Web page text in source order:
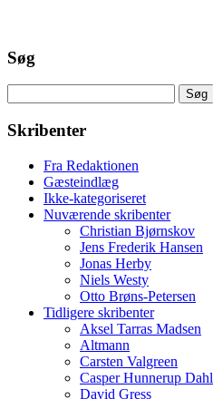
Søg
efter:
Skribenter
Fra Redaktionen
Gæsteindlæg
Ikke-kategoriseret
Nuværende skribenter
Christian Bjørnskov
Jens Frederik Hansen
Jonas Herby
Niels Westy
Otto Brøns-Petersen
Tidligere skribenter
Aksel Tarras Madsen
Altmann
Carsten Valgreen
Casper Hunnerup Dahl
David Gress